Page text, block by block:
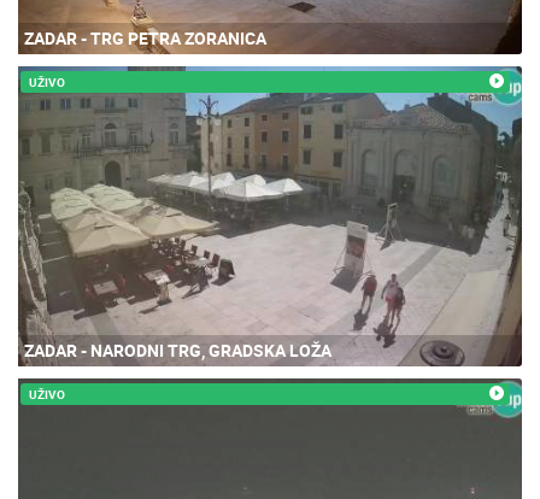
ZADAR - TRG PETRA ZORANICA
UŽIVO
ZADAR - NARODNI TRG, GRADSKA LOŽA
UŽIVO